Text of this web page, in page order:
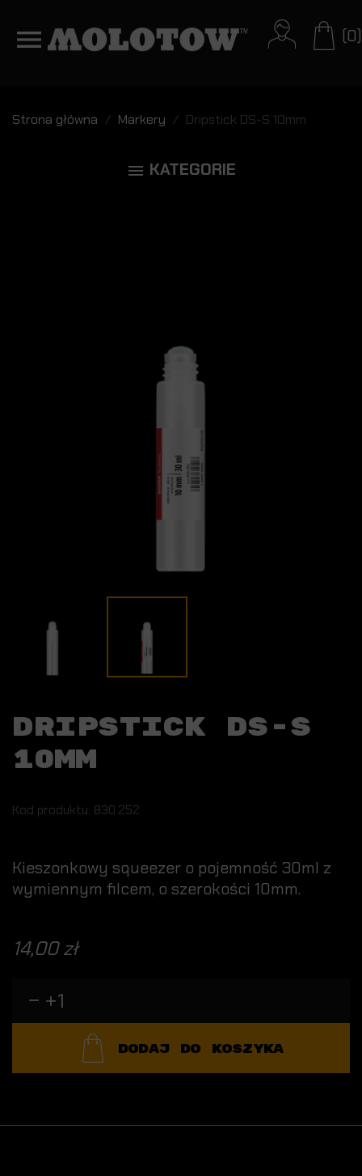
(0)
Strona główna Markery Dripstick DS-S 10mm
 KATEGORIE
DRIPSTICK DS-S
10MM
Kod produktu: 830.252
Kieszonkowy squeezer o pojemność 30ml z
wymiennym filcem, o szerokości 10mm.
14,00 zł
DODAJ DO KOSZYKA